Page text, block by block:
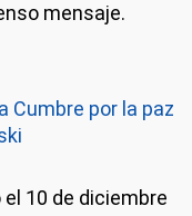
mensaje.
Cumbre por la paz
10 de diciembre